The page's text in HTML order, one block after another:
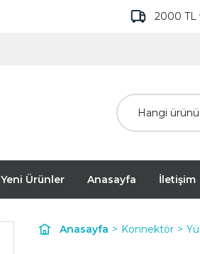
2000 TL
Yeni Ürünler Anasayfa İletişim
Anasayfa Konnektör